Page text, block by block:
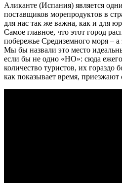
Аликанте (Испания) является
поставщиков морепродуктов в
для нас так же важна, как и для
Самое главное, что этот город
побережье Средиземного моря –
Мы бы назвали это место
если бы не одно «НО»: сюда
количество туристов, их
как показывает время, приезжают